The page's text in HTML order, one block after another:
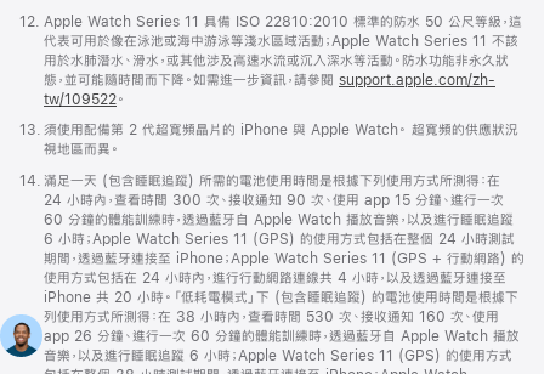
註
12.
Apple Watch Series 11 具備 ISO 22810:2010 標準的防水 50 公尺等級，這
代表可用於像在泳池或海中游泳等淺水區域活動；Apple Watch Series 11 不該
用於水肺潛水、滑水，或其他涉及高速水流或沉入深水等活動。防水功能非永久狀
態，並可能隨時間而下降。如需進一步資訊，請參閱 support.apple.com/zh-
tw/109522。
註
13.
須使用配備第 2 代超寬頻晶片的 iPhone 與 Apple Watch。 超寬頻的供應狀況
視地區而異。
註
14.
滿足一天 (包含睡眠追蹤) 所需的電池使用時間是根據下列使用方式所測得：在
24 小時內，查看時間 300 次、接收通知 90 次、使用 app 15 分鐘、進行一次
60 分鐘的體能訓練時，透過藍牙自 Apple Watch 播放音樂，以及進行睡眠追蹤
6 小時；Apple Watch Series 11 (GPS) 的使用方式包括在整個 24 小時測試
期間，透過藍牙連接至 iPhone；Apple Watch Series 11 (GPS + 行動網路) 的
使用方式包括在 24 小時內，進行行動網路連線共 4 小時，以及透過藍牙連接至
iPhone 共 20 小時。「低耗電模式」下 (包含睡眠追蹤) 的電池使用時間是根據下
列使用方式所測得：在 38 小時內，查看時間 530 次、接收通知 160 次、使用
app 26 分鐘、進行一次 60 分鐘的體能訓練時，透過藍牙自 Apple Watch 播放
音樂，以及進行睡眠追蹤 6 小時；Apple Watch Series 11 (GPS) 的使用方式